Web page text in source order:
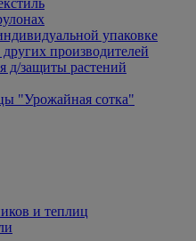
упаковке
производителей
д/защиты растений
"Урожайная сотка"
и теплиц